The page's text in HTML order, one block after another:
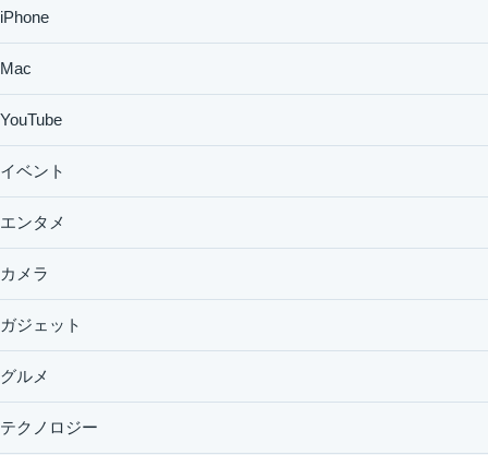
iPhone
Mac
YouTube
イベント
エンタメ
カメラ
ガジェット
グルメ
テクノロジー